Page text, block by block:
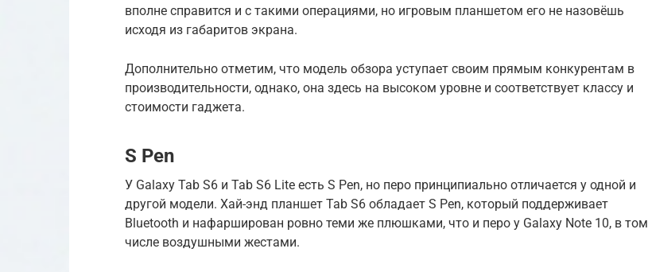
вполне справится и с такими операциями, но игровым планшетом его не назовёшь
исходя из габаритов экрана.
Дополнительно отметим, что модель обзора уступает своим прямым конкурентам в
производительности, однако, она здесь на высоком уровне и соответствует классу и
стоимости гаджета.
S Pen
У Galaxy Tab S6 и Tab S6 Lite есть S Pen, но перо принципиально отличается у одной и
другой модели. Хай-энд планшет Tab S6 обладает S Pen, который поддерживает
Bluetooth и нафарширован ровно теми же плюшками, что и перо у Galaxy Note 10, в том
числе воздушными жестами.